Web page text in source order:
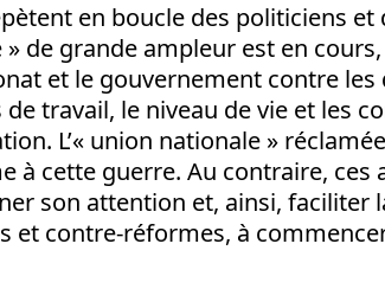
en boucle des politiciens et
de grande ampleur est en
et le gouvernement contre les
travail, le niveau de vie et les
L’« union nationale »
à cette guerre. Au contraire, ces
son attention et, ainsi, faciliter
et contre-réformes, à